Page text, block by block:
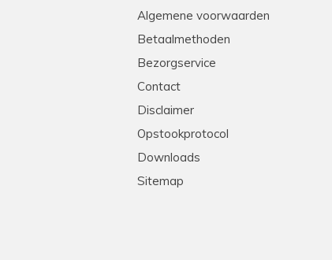
Algemene voorwaarden
Betaalmethoden
Bezorgservice
Contact
Disclaimer
Opstookprotocol
Downloads
Sitemap